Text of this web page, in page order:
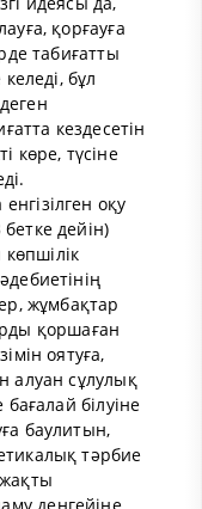
қорғауға
табиғатты
бұл
кездесетін
көре, түсіне
оқу
дейін)
жұмбақтар
қоршаған
оятуға,
алуан сұлулық
білуіне
баулитын,
тәрбие
деңгейіне